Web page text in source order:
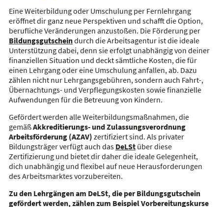
Eine Weiterbildung oder Umschulung per Fernlehrgang
eröffnet dir ganz neue Perspektiven und schafft die Option,
berufliche Veränderungen anzustoßen. Die Förderung per
Bildungsgutscheindurch die Arbeitsagentur ist die ideale
Unterstützung dabei, denn sie erfolgt unabhängig von deiner
finanziellen Situation und deckt sämtliche Kosten, die für
einen Lehrgang oder eine Umschulung anfallen, ab. Dazu
zählen nicht nur Lehrgangsgebühren, sondern auch Fahrt-,
Übernachtungs- und Verpflegungskosten sowie finanzielle
Aufwendungen für die Betreuung von Kindern.
Gefördert werden alle Weiterbildungsmaßnahmen, die
gemäßAkkreditierungs- und Zulassungsverordnung
Arbeitsförderung (AZAV) zertifiziert sind. Als privater
Bildungsträger verfügt auch das DeLStüber diese
Zertifizierung und bietet dir daher die ideale Gelegenheit,
dich unabhängig und flexibel auf neue Herausforderungen
des Arbeitsmarktes vorzubereiten.
Zu den Lehrgängen am DeLSt, die per Bildungsgutschein
gefördert werden, zählen zum Beispiel Vorbereitungskurse